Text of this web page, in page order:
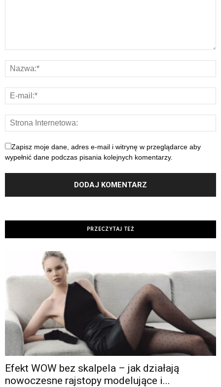
Zapisz moje dane, adres e-mail i witrynę w przeglądarce aby
wypełnić dane podczas pisania kolejnych komentarzy.
PRZECZYTAJ TEŻ
Efekt WOW bez skalpela – jak działają
nowoczesne rajstopy modelujące i...